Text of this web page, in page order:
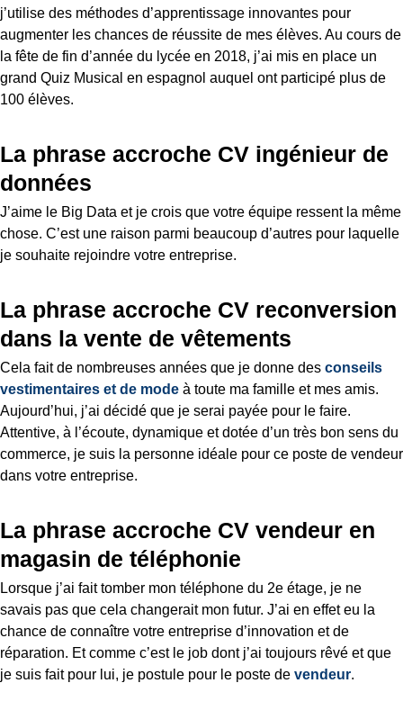
j’utilise des méthodes d’apprentissage innovantes pour
augmenter les chances de réussite de mes élèves. Au cours de
la fête de fin d’année du lycée en 2018, j’ai mis en place un
grand Quiz Musical en espagnol auquel ont participé plus de
100 élèves.
La phrase accroche CV ingénieur de
données
J’aime le Big Data et je crois que votre équipe ressent la même
chose. C’est une raison parmi beaucoup d’autres pour laquelle
je souhaite rejoindre votre entreprise.
La phrase accroche CV reconversion
dans la vente de vêtements
Cela fait de nombreuses années que je donne des conseils
vestimentaires et de mode à toute ma famille et mes amis.
Aujourd’hui, j’ai décidé que je serai payée pour le faire.
Attentive, à l’écoute, dynamique et dotée d’un très bon sens du
commerce, je suis la personne idéale pour ce poste de vendeur
dans votre entreprise.
La phrase accroche CV vendeur en
magasin de téléphonie
Lorsque j’ai fait tomber mon téléphone du 2e étage, je ne
savais pas que cela changerait mon futur. J’ai en effet eu la
chance de connaître votre entreprise d’innovation et de
réparation. Et comme c’est le job dont j’ai toujours rêvé et que
je suis fait pour lui, je postule pour le poste de vendeur.